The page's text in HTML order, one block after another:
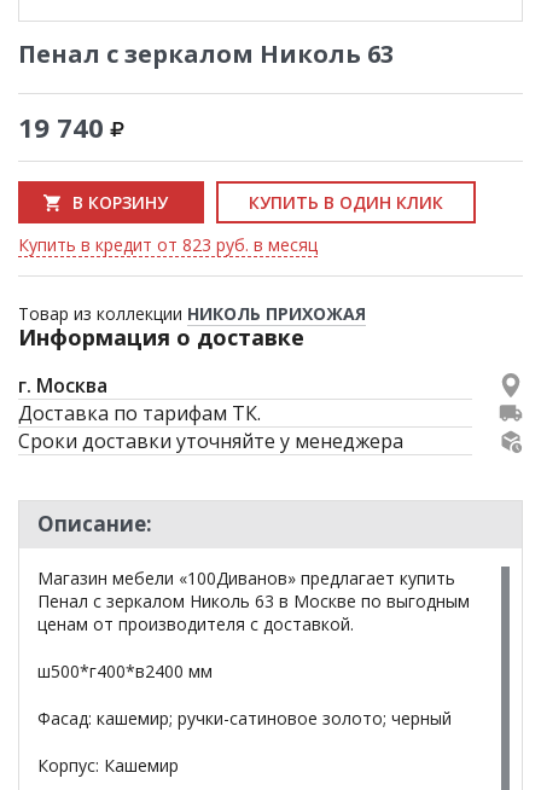
Пенал с зеркалом Николь 63
19 740
В КОРЗИНУ
КУПИТЬ В ОДИН КЛИК
Купить в кредит от 823 руб. в месяц
Товар из коллекции НИКОЛЬ ПРИХОЖАЯ
Информация о доставке
г. Москва
Доставка по тарифам ТК.
Сроки доставки уточняйте у менеджера
Описание:
Магазин мебели «100Диванов» предлагает купить
Пенал с зеркалом Николь 63 в Москве по выгодным
ценам от производителя с доставкой.
ш500*г400*в2400 мм
Фасад: кашемир; ручки-сатиновое золото; черный
Корпус: Кашемир